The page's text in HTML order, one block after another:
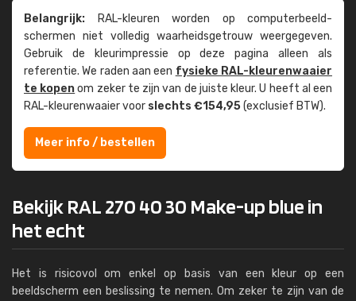
Belangrijk: RAL-kleuren worden op computer­beeld­
schermen niet volledig waarheids­­getrouw weer­gegeven.
Gebruik de kleur­impressie op deze pagina alleen als
referentie. We raden aan een fysieke RAL-kleuren­waaier
te kopenom zeker te zijn van de juiste kleur. U heeft al een
RAL-kleuren­waaier voor slechts €154,95(exclusief BTW).
Meer info / bestellen
Bekijk RAL 270 40 30 Make-up blue in
het echt
Het is risicovol om enkel op basis van een kleur op een
beeldscherm een beslissing te nemen. Om zeker te zijn van de